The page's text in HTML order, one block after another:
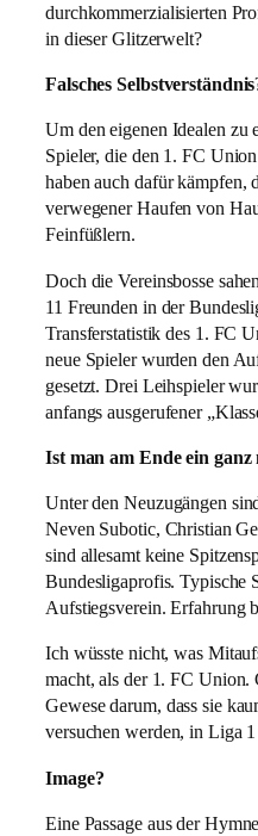
durchkommerzialisierten
in dieser Glitzerwelt?
Falsches Selbstverständnis
Um den eigenen Idealen zu
Spieler, die den 1. FC
haben auch dafür kämpfen,
verwegener Haufen von
Feinfüßlern.
Doch die Vereinsbosse
11 Freunden in der
Transferstatistik des 1. FC
neue Spieler wurden den
gesetzt. Drei Leihspieler
anfangs ausgerufener
Ist man am Ende ein
Unter den Neuzugängen
Neven Subotic, Christian
sind allesamt keine
Bundesligaprofis. Typische
Aufstiegsverein. Erfahrung
Ich wüsste nicht, was
macht, als der 1. FC Union.
Gewese darum, dass sie
versuchen werden, in Liga
Image?
Eine Passage aus der